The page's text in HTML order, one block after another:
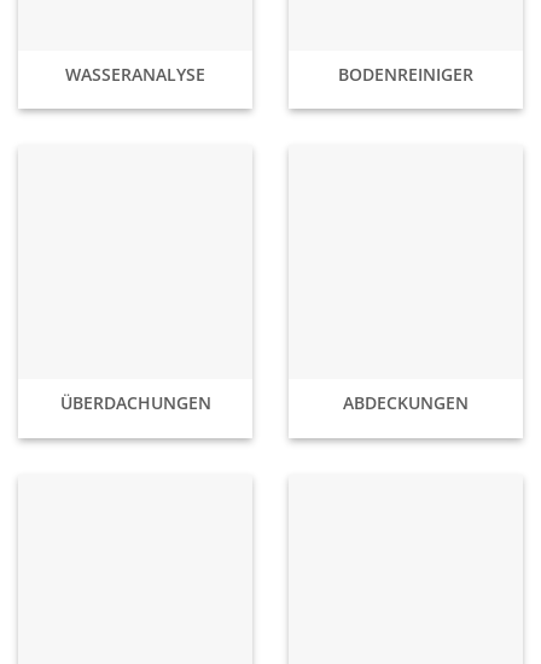
WASSERANALYSE BODENREINIGER
ÜBERDACHUNGEN ABDECKUNGEN